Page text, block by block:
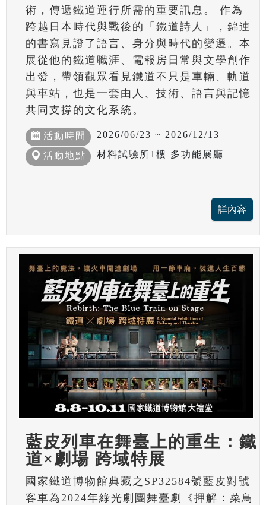
術，傳遞鐵道運行所需的重要訊息。 作為
跨越日本時代與戰後的「鐵道詩人」，錦連
的書寫見證了語言、身分與時代的變遷。本
展從他的鐵道職涯、電報房日常與文學創作
出發，帶領觀眾看見鐵道不只是車輛、軌道
與車站，也是一套由人、技術、語言與記憶
共同支撐的文化系統。
活動時間 2026/06/23 ~ 2026/12/13
活動地點 材料試驗所1樓 多功能展廳
藍皮列車在舞臺上的重生：鐵
道×劇場 跨域特展
國家鐵道博物館典藏之SP32584號藍皮對號
客車為2024年綠光劇團舞臺劇《押解：菜鳥